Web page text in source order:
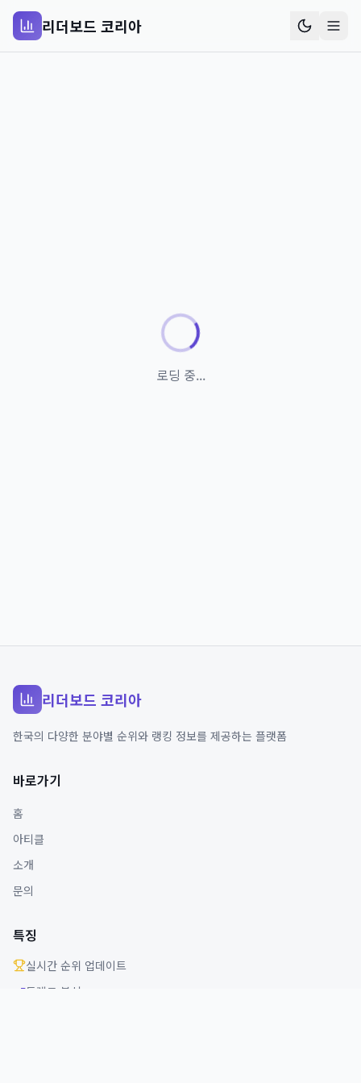
리더보드 코리아
로딩 중...
리더보드 코리아
한국의 다양한 분야별 순위와 랭킹 정보를 제공하는 플랫폼
바로가기
홈
아티클
소개
문의
특징
실시간 순위 업데이트
트렌드 분석